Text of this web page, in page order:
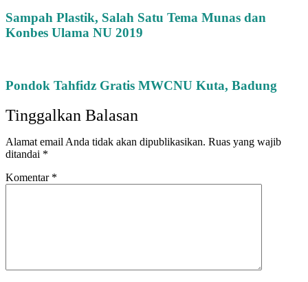
Sampah Plastik, Salah Satu Tema Munas dan
Konbes Ulama NU 2019
Pondok Tahfidz Gratis MWCNU Kuta, Badung
Tinggalkan Balasan
Alamat email Anda tidak akan dipublikasikan. Ruas yang wajib
ditandai *
Komentar *